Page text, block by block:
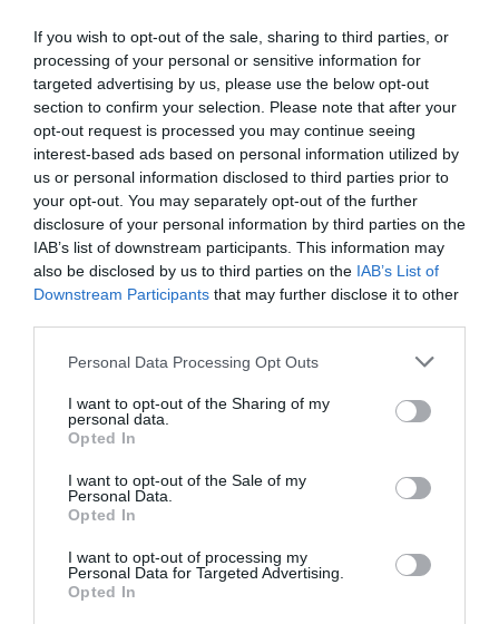
If you wish to opt-out of the sale, sharing to third parties, or
processing of your personal or sensitive information for
targeted advertising by us, please use the below opt-out
section to confirm your selection. Please note that after your
opt-out request is processed you may continue seeing
interest-based ads based on personal information utilized by
us or personal information disclosed to third parties prior to
your opt-out. You may separately opt-out of the further
disclosure of your personal information by third parties on the
IAB’s list of downstream participants. This information may
also be disclosed by us to third parties on the IAB’s List of
Downstream Participants that may further disclose it to other
Please note that this website/app uses one or more Google
not limited to your visit or usage behaviour. You may click to
grant or deny consent to Google and its third-party tags to
use your data for below specified purposes in below Google
consent section.
Personal Data Processing Opt Outs
I want to opt-out of the Sharing of my
personal data.
Opted In
I want to opt-out of the Sale of my
Personal Data.
Opted In
I want to opt-out of processing my
Personal Data for Targeted Advertising.
Opted In
υπουργοί Χρήστος Σπίρτζης και Κ΄πωστας
Καραμανλής.
Ο βουλευτής του ΚΚΕ Νίκος Καραθανασόπουλος
είπε ότι η Νέα Δημοκρατία είχε βγάλει
συμπέρασμα πριν καταθέσει η μάρτυρας.
Ο βουλευτής της Ελληνικής Λύσης Παύλος Σαράκης
είπε ότι πρέπει να προσέλθουν και οι γιατροί που
υπέγραψαν τα πιστοποιητικά.
Ο βουλευτής των «Σπαρτιατών» Πέτρος
και δεν μπορεί να απαντήσει.
Η βουλευτής της «Νέας Αριστεράς» είπε ότι
περιμένει τον ίδιο ζήλο από την πλειοψηφία για
σταθμάρχη.